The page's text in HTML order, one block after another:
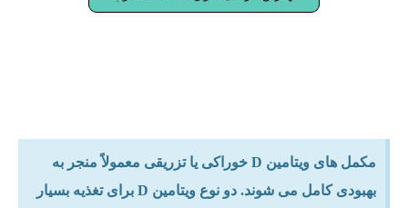
مکمل های ویتامین D خوراکی یا تزریقی معمولاً منجر به
بهبودی کامل می شوند. دو نوع ویتامین D برای تغذیه بسیار